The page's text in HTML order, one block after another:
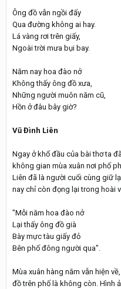
Ông đồ vẫn ngồi đấy
Qua đường không ai hay.
Lá vàng rơi trên giấy,
Ngoài trời mưa bụi bay.
Năm nay hoa đào nở
Không thấy ông đồ xưa,
Những người muôn năm cũ,
Hồn ở đâu bây giờ?
Vũ Đình Liên
Ngay ở khổ đầu của bài thơ ta
không gian mùa xuân nơi phố
Liên đã là người cuối cùng giữ
nay chỉ còn đọng lại trong hoài
"Mỗi năm hoa đào nở
Lại thấy ông đồ già
Bày mực tàu giấy đỏ
Bên phố đông người qua".
Mùa xuân hàng năm vẫn hiện
đồ trên phố là không còn. Hình